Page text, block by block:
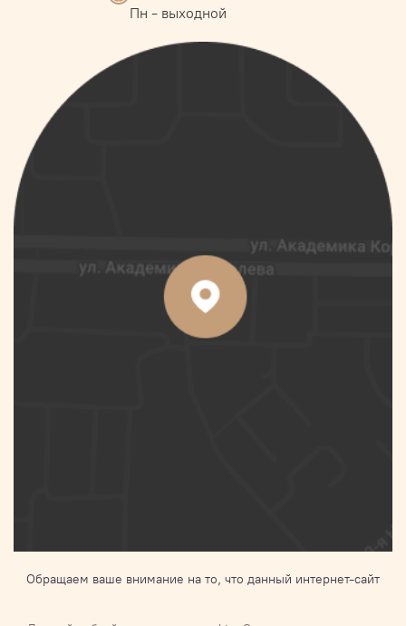
Пн - выходной
Обращаем ваше внимание на то, что данный интернет-сайт